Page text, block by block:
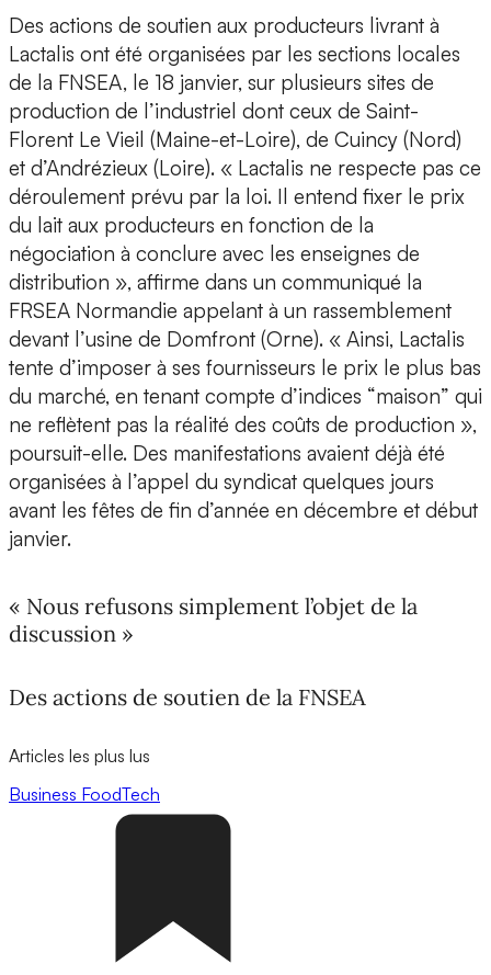
Des actions de soutien aux producteurs livrant à
Lactalis ont été organisées par les sections locales
de la FNSEA, le 18 janvier, sur plusieurs sites de
production de l’industriel dont ceux de Saint-
Florent Le Vieil (Maine-et-Loire), de Cuincy (Nord)
et d’Andrézieux (Loire). « Lactalis ne respecte pas ce
déroulement prévu par la loi. Il entend fixer le prix
du lait aux producteurs en fonction de la
négociation à conclure avec les enseignes de
distribution », affirme dans un communiqué la
FRSEA Normandie appelant à un rassemblement
devant l’usine de Domfront (Orne). « Ainsi, Lactalis
tente d’imposer à ses fournisseurs le prix le plus bas
du marché, en tenant compte d’indices “maison” qui
ne reflètent pas la réalité des coûts de production »,
poursuit-elle. Des manifestations avaient déjà été
organisées à l’appel du syndicat quelques jours
avant les fêtes de fin d’année en décembre et début
janvier.
« Nous refusons simplement l’objet de la
discussion »
Des actions de soutien de la FNSEA
Articles les plus lus
Business FoodTech